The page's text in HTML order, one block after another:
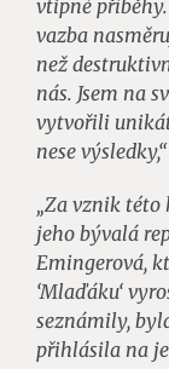
vtipné
vazba
než
nás. Jsem na
vytvořili
nese výsledky,“
„Za vznik této
jeho bývalá
Emingerová,
‘Mlaďáku‘
seznámily,
přihlásila na